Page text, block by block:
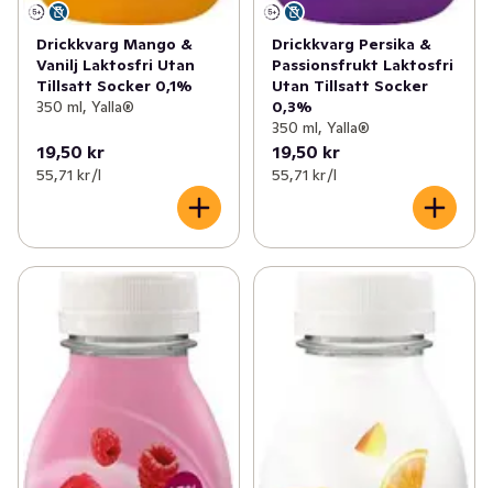
Drickkvarg Mango &
Vanilj Laktosfri Utan
Tillsatt Socker 0,1%
350 ml, Yalla®
19,50 kr
55,71 kr /l
Drickkvarg Persika &
Passionsfrukt Laktosfri
Utan Tillsatt Socker
0,3%
350 ml, Yalla®
19,50 kr
55,71 kr /l